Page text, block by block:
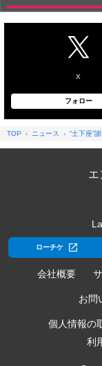
X
フォロー
TOP ニュース “土下座”
エ
ローチケ
会社概要
お問
個人情報の
利